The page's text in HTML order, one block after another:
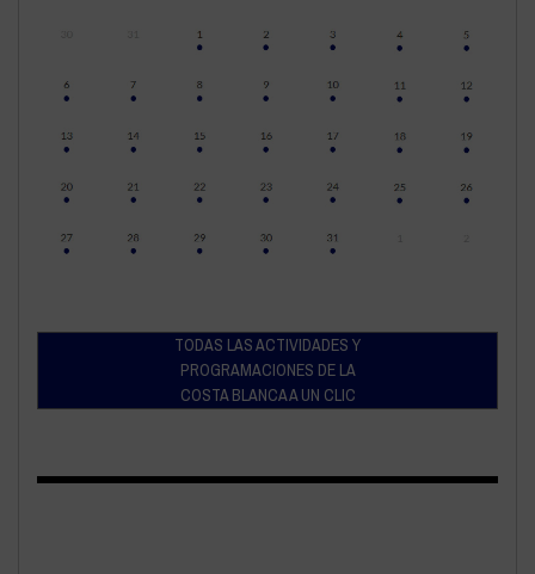
TODAS LAS ACTIVIDADES Y
PROGRAMACIONES DE LA
COSTA BLANCA A UN CLIC